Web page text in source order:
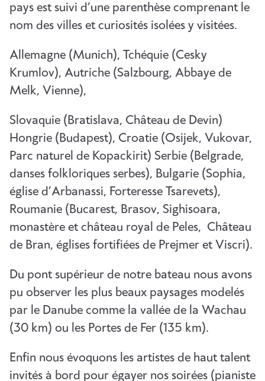
pays est suivi d’une parenthèse comprenant le
nom des villes et curiosités isolées y visitées.
Allemagne (Munich), Tchéquie (Cesky
Krumlov), Autriche (Salzbourg, Abbaye de
Melk, Vienne),
Slovaquie (Bratislava, Château de Devin)
Hongrie (Budapest), Croatie (Osijek, Vukovar,
Parc naturel de Kopackirit) Serbie (Belgrade,
danses folkloriques serbes), Bulgarie (Sophia,
église d’Arbanassi, Forteresse Tsarevets),
Roumanie (Bucarest, Brasov, Sighisoara,
monastère et château royal de Peles, Château
de Bran, églises fortifiées de Prejmer et Viscri).
Du pont supérieur de notre bateau nous avons
pu observer les plus beaux paysages modelés
par le Danube comme la vallée de la Wachau
(30 km) ou les Portes de Fer (135 km).
Enfin nous évoquons les artistes de haut talent
invités à bord pour égayer nos soirées (pianiste